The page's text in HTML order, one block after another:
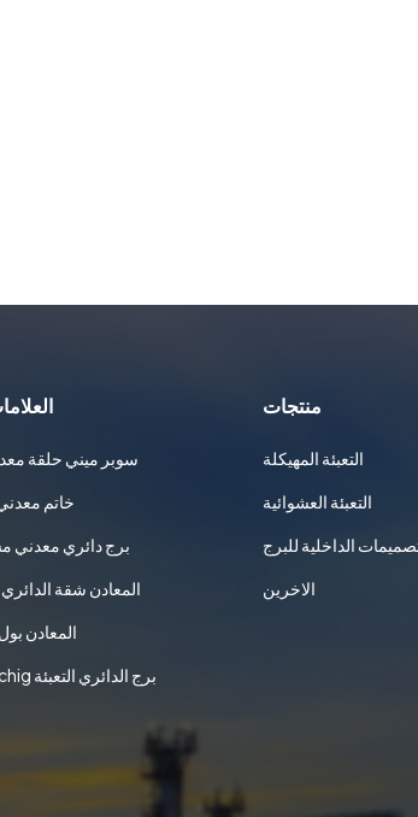
سوبر ميني حلقة
خاتم
برج دائري معدني
المعادن شقة الدائري
المعادن
المعادن raschig برج الدائري التعبئة
منتجات
التعبئة المهيكلة
التعبئة العشوائية
الداخلية للبرج
الاخرين